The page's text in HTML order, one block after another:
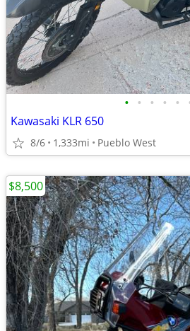
• • • • •
Kawasaki KLR 650
8/6 1,333mi Pueblo West
$8,500